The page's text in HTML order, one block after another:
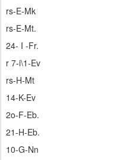
rs-E-Mk
rs-E-Mt.
24- I -Fr.
r 7-i\1-Ev
rs-H-Mt
14-K-Ev
2o-F-Eb.
21-H-Eb.
10-G-Nn